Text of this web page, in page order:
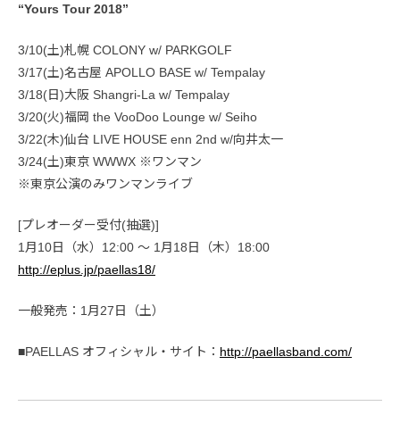
“Yours Tour 2018”
3/10(土)札幌 COLONY w/ PARKGOLF
3/17(土)名古屋 APOLLO BASE w/ Tempalay
3/18(日)大阪 Shangri-La w/ Tempalay
3/20(火)福岡 the VooDoo Lounge w/ Seiho
3/22(木)仙台 LIVE HOUSE enn 2nd w/向井太一
3/24(土)東京 WWWX ※ワンマン
※東京公演のみワンマンライブ
[プレオーダー受付(抽選)]
1月10日（水）12:00 〜 1月18日（木）18:00
http://eplus.jp/paellas18/
一般発売：1月27日（土）
■PAELLAS オフィシャル・サイト： http://paellasband.com/